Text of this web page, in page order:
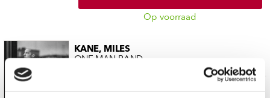
Op voorraad
KANE, MILES
ONE MAN BAND